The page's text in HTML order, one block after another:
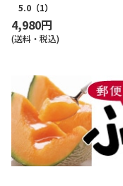
5.0 （1）
4,980円
(送料・税込)